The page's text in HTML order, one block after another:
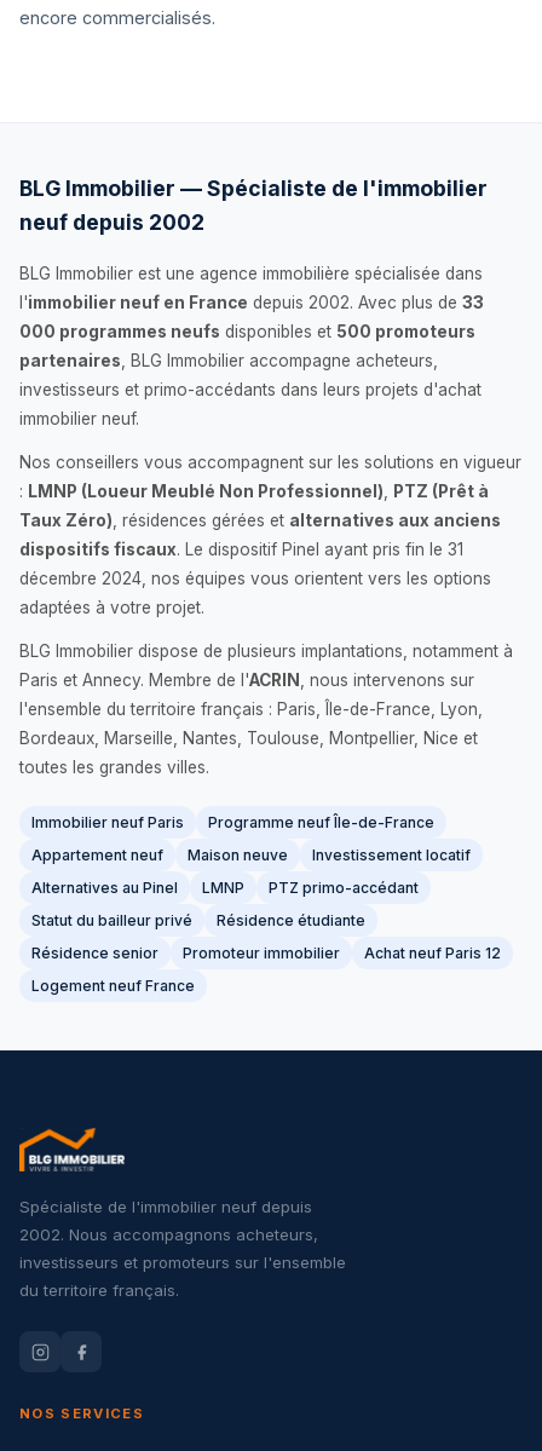
encore commercialisés.
BLG Immobilier — Spécialiste de l'immobilier
neuf depuis 2002
BLG Immobilier est une agence immobilière spécialisée dans
l'immobilier neuf en France depuis 2002. Avec plus de 33
000 programmes neufs disponibles et 500 promoteurs
partenaires , BLG Immobilier accompagne acheteurs,
investisseurs et primo-accédants dans leurs projets d'achat
immobilier neuf.
Nos conseillers vous accompagnent sur les solutions en vigueur
: LMNP (Loueur Meublé Non Professionnel)
PTZ (Prêt à
Taux Zéro) , résidences gérées et alternatives aux anciens
dispositifs fiscaux. Le dispositif Pinel ayant pris fin le 31
décembre 2024, nos équipes vous orientent vers les options
adaptées à votre projet.
BLG Immobilier dispose de plusieurs implantations, notamment à
Paris et Annecy. Membre de l'ACRIN
, nous intervenons sur
l'ensemble du territoire français : Paris, Île-de-France, Lyon,
Bordeaux, Marseille, Nantes, Toulouse, Montpellier, Nice et
toutes les grandes villes.
Immobilier neuf Paris
Programme neuf Île-de-France
Appartement neuf
Maison neuve
Investissement locatif
Alternatives au Pinel
LMNP
PTZ primo-accédant
Statut du bailleur privé
Résidence étudiante
Résidence senior
Promoteur immobilier
Achat neuf Paris 12
Logement neuf France
Spécialiste de l'immobilier neuf depuis
2002. Nous accompagnons acheteurs,
investisseurs et promoteurs sur l'ensemble
du territoire français.
NOS SERVICES